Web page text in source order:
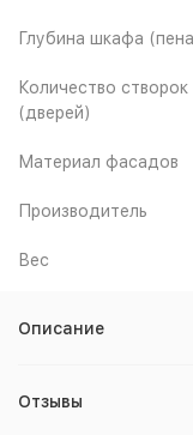
Глубина шкафа
Количество створок
(дверей)
Материал фасадов
Производитель
Вес
Описание
Отзывы